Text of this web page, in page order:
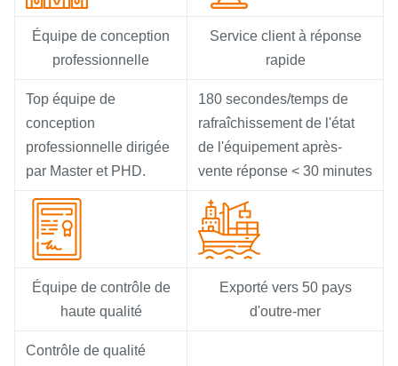
Équipe de conception
professionnelle
Service client à réponse
rapide
Top équipe de
conception
professionnelle dirigée
par Master et PHD.
180 secondes/temps de
rafraîchissement de l'état
de l'équipement après-
vente réponse < 30 minutes
Équipe de contrôle de
haute qualité
Exporté vers 50 pays
d'outre-mer
Contrôle de qualité